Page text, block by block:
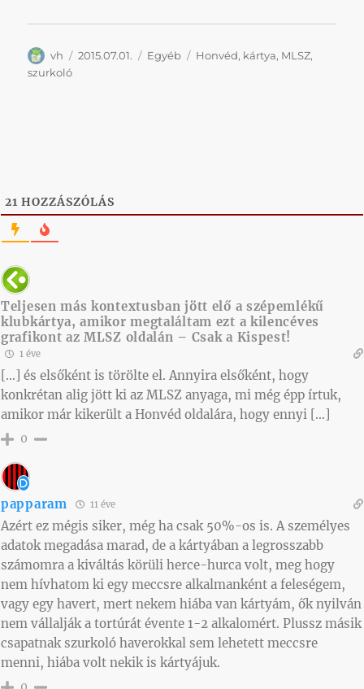
Szerző
vh Közzétéve
2015.07.01. Kategória
Egyéb Címke
Honvéd, kártya, MLSZ,
szurkoló
21 HOZZÁSZÓLÁS
Teljesen más kontextusban jött elő a szépemlékű
klubkártya, amikor megtaláltam ezt a kilencéves
grafikont az MLSZ oldalán – Csak a Kispest!
1 éve
[…] és elsőként is törölte el. Annyira elsőként, hogy
konkrétan alig jött ki az MLSZ anyaga, mi még épp írtuk,
amikor már kikerült a Honvéd oldalára, hogy ennyi […]
0
papparam 11 éve
Azért ez mégis siker, még ha csak 50%-os is. A személyes
adatok megadása marad, de a kártyában a legrosszabb
számomra a kiváltás körüli herce-hurca volt, meg hogy
nem hívhatom ki egy meccsre alkalmanként a feleségem,
vagy egy havert, mert nekem hiába van kártyám, ők nyilván
nem vállalják a tortúrát évente 1-2 alkalomért. Plussz másik
csapatnak szurkoló haverokkal sem lehetett meccsre
menni, hiába volt nekik is kártyájuk.